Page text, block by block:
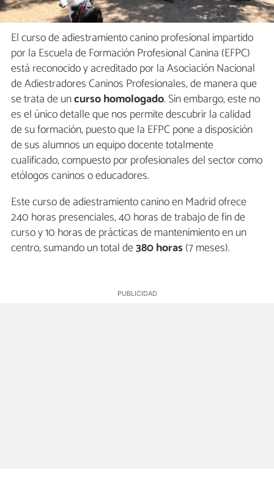
El curso de adiestramiento canino profesional impartido
por la Escuela de Formación Profesional Canina (EFPC)
está reconocido y acreditado por la Asociación Nacional
de Adiestradores Caninos Profesionales, de manera que
se trata de uncurso homologado. Sin embargo, este no
es el único detalle que nos permite descubrir la calidad
de su formación, puesto que la EFPC pone a disposición
de sus alumnos un equipo docente totalmente
cualificado, compuesto por profesionales del sector como
etólogos caninos o educadores.
Este curso de adiestramiento canino en Madrid ofrece
240 horas presenciales, 40 horas de trabajo de fin de
curso y 10 horas de prácticas de mantenimiento en un
centro, sumando un total de380 horas (7 meses).